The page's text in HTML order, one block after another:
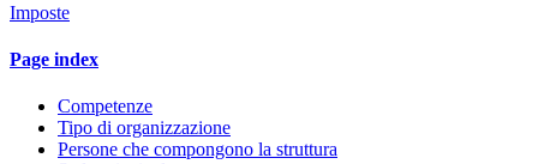
Imposte
Page index
Competenze
Tipo di organizzazione
Persone che compongono la struttura